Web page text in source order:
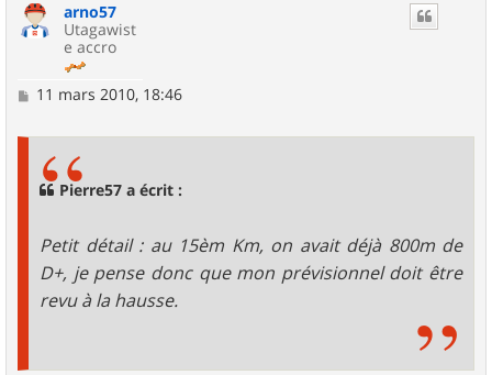
arno57
Utagawist
e accro
M11 mars 2010, 18:46
Pierre57 a écrit :
Petit détail : au 15èm Km, on avait déjà 800m de
D+, je pense donc que mon prévisionnel doit être
revu à la hausse.